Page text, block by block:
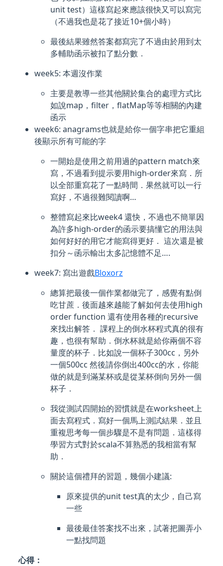
unit test）這樣寫起來應該很快又可以寫完
（不過我也是花了接近10+個小時）
最後結果雖然答案都寫完了不過由於用到太
多輔助函示被扣了點分數．
week5: 本週沒作業
主要是教導一些其他關於集合的處理方式比
如說map，filter，flatMap等等相關的內建
函示
week6: anagrams也就是給你一個字串把它重組
後顯示所有可能的字
一開始是使用之前用過的pattern match來
寫，不過看到提示要用high-order來寫．所
以全部重寫花了一點時間．果然就可以一行
寫好，不過很難閱讀啊…
整體寫起來比week4 還快，不過也不簡單因
為許多high-order的函示要搞懂它的用法與
如何好好的用它才能寫得更好． 這次還是被
扣分～函示輸出太多記憶體不足….
week7: 寫出遊戲Bloxorz
總算把最後一個作業都做完了，感覺有點倒
吃甘蔗．後面越來越能了解如何去使用high
order function 還有使用各種的recursive
來找出解答． 課程上的倒水杯程式真的很有
趣，也很有幫助．倒水杯就是給你兩個不容
量度的杯子．比如說一個杯子300cc，另外
一個500cc 然後請你倒出400cc的水，你能
做的就是到滿某杯或是從某杯倒向另外一個
杯子．
我從測試四開始的習慣就是在worksheet上
面去寫程式．寫好一個馬上測試結果．並且
重複思考每一個步驟是不是有問題．這樣得
學習方式對於scala不算熟悉的我相當有幫
助．
關於這個禮拜的習題，幾個小建議:
原來提供的unit test真的太少，自己寫
一些
最後最佳答案找不出來，試著把圖弄小
一點找問題
心得：